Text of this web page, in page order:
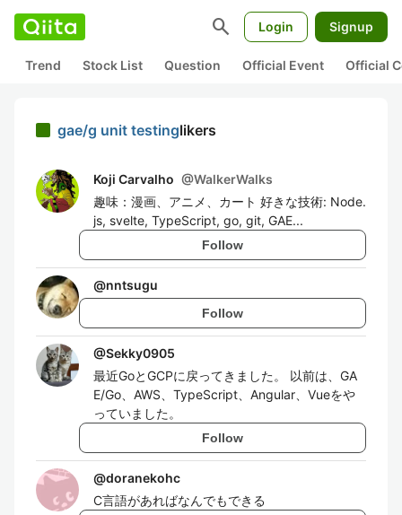
search Login Signup
Trend Stock List Question Official Event Official
gae/g unit testinglikers
Koji Carvalho @WalkerWalks
趣味：漫画、アニメ、カート 好きな技術: Node.
js, svelte, TypeScript, go, git, GAE...
Follow
@nntsugu
Follow
@Sekky0905
最近GoとGCPに戻ってきました。 以前は、GA
E/Go、AWS、TypeScript、Angular、Vueをや
っていました。
Follow
@doranekohc
C言語があればなんでもできる